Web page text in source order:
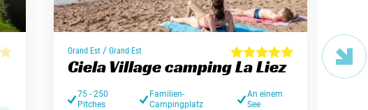
Grand Est / Grand Est
Ciela Village camping La Liez
75 - 250
Pitches
Familien-
Campingplatz
An einem
See